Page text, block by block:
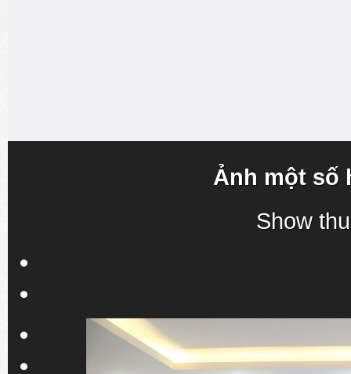
Ảnh một số
Show